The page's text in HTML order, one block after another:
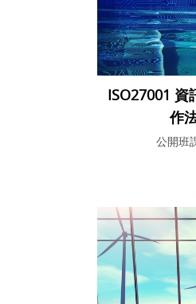
ISO27001 資
作
公開班